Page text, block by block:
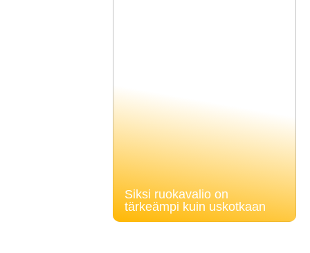
Siksi ruokavalio on
tärkeämpi kuin uskotkaan